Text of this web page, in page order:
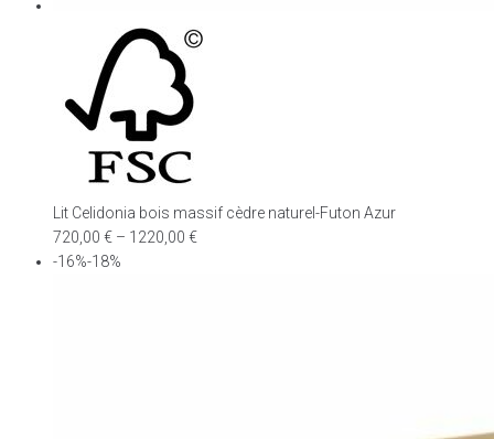
Lit Celidonia bois massif cèdre naturel-Futon Azur
720,00 € – 1220,00 €
-16%-18%